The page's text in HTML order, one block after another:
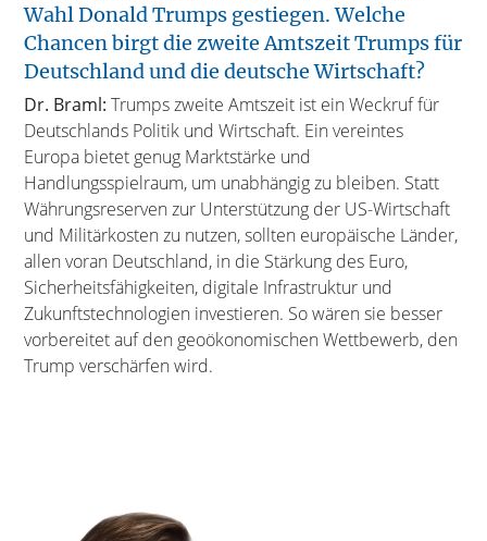
Wahl Donald Trumps gestiegen. Welche
Chancen birgt die zweite Amtszeit Trumps für
Deutschland und die deutsche Wirtschaft?
Dr. Braml:Trumps zweite Amtszeit ist ein Weckruf für
Deutschlands Politik und Wirtschaft. Ein vereintes
Europa bietet genug Marktstärke und
Handlungsspielraum, um unabhängig zu bleiben. Statt
Währungsreserven zur Unterstützung der US-Wirtschaft
und Militärkosten zu nutzen, sollten europäische Länder,
allen voran Deutschland, in die Stärkung des Euro,
Sicherheitsfähigkeiten, digitale Infrastruktur und
Zukunftstechnologien investieren. So wären sie besser
vorbereitet auf den geoökonomischen Wettbewerb, den
Trump verschärfen wird.